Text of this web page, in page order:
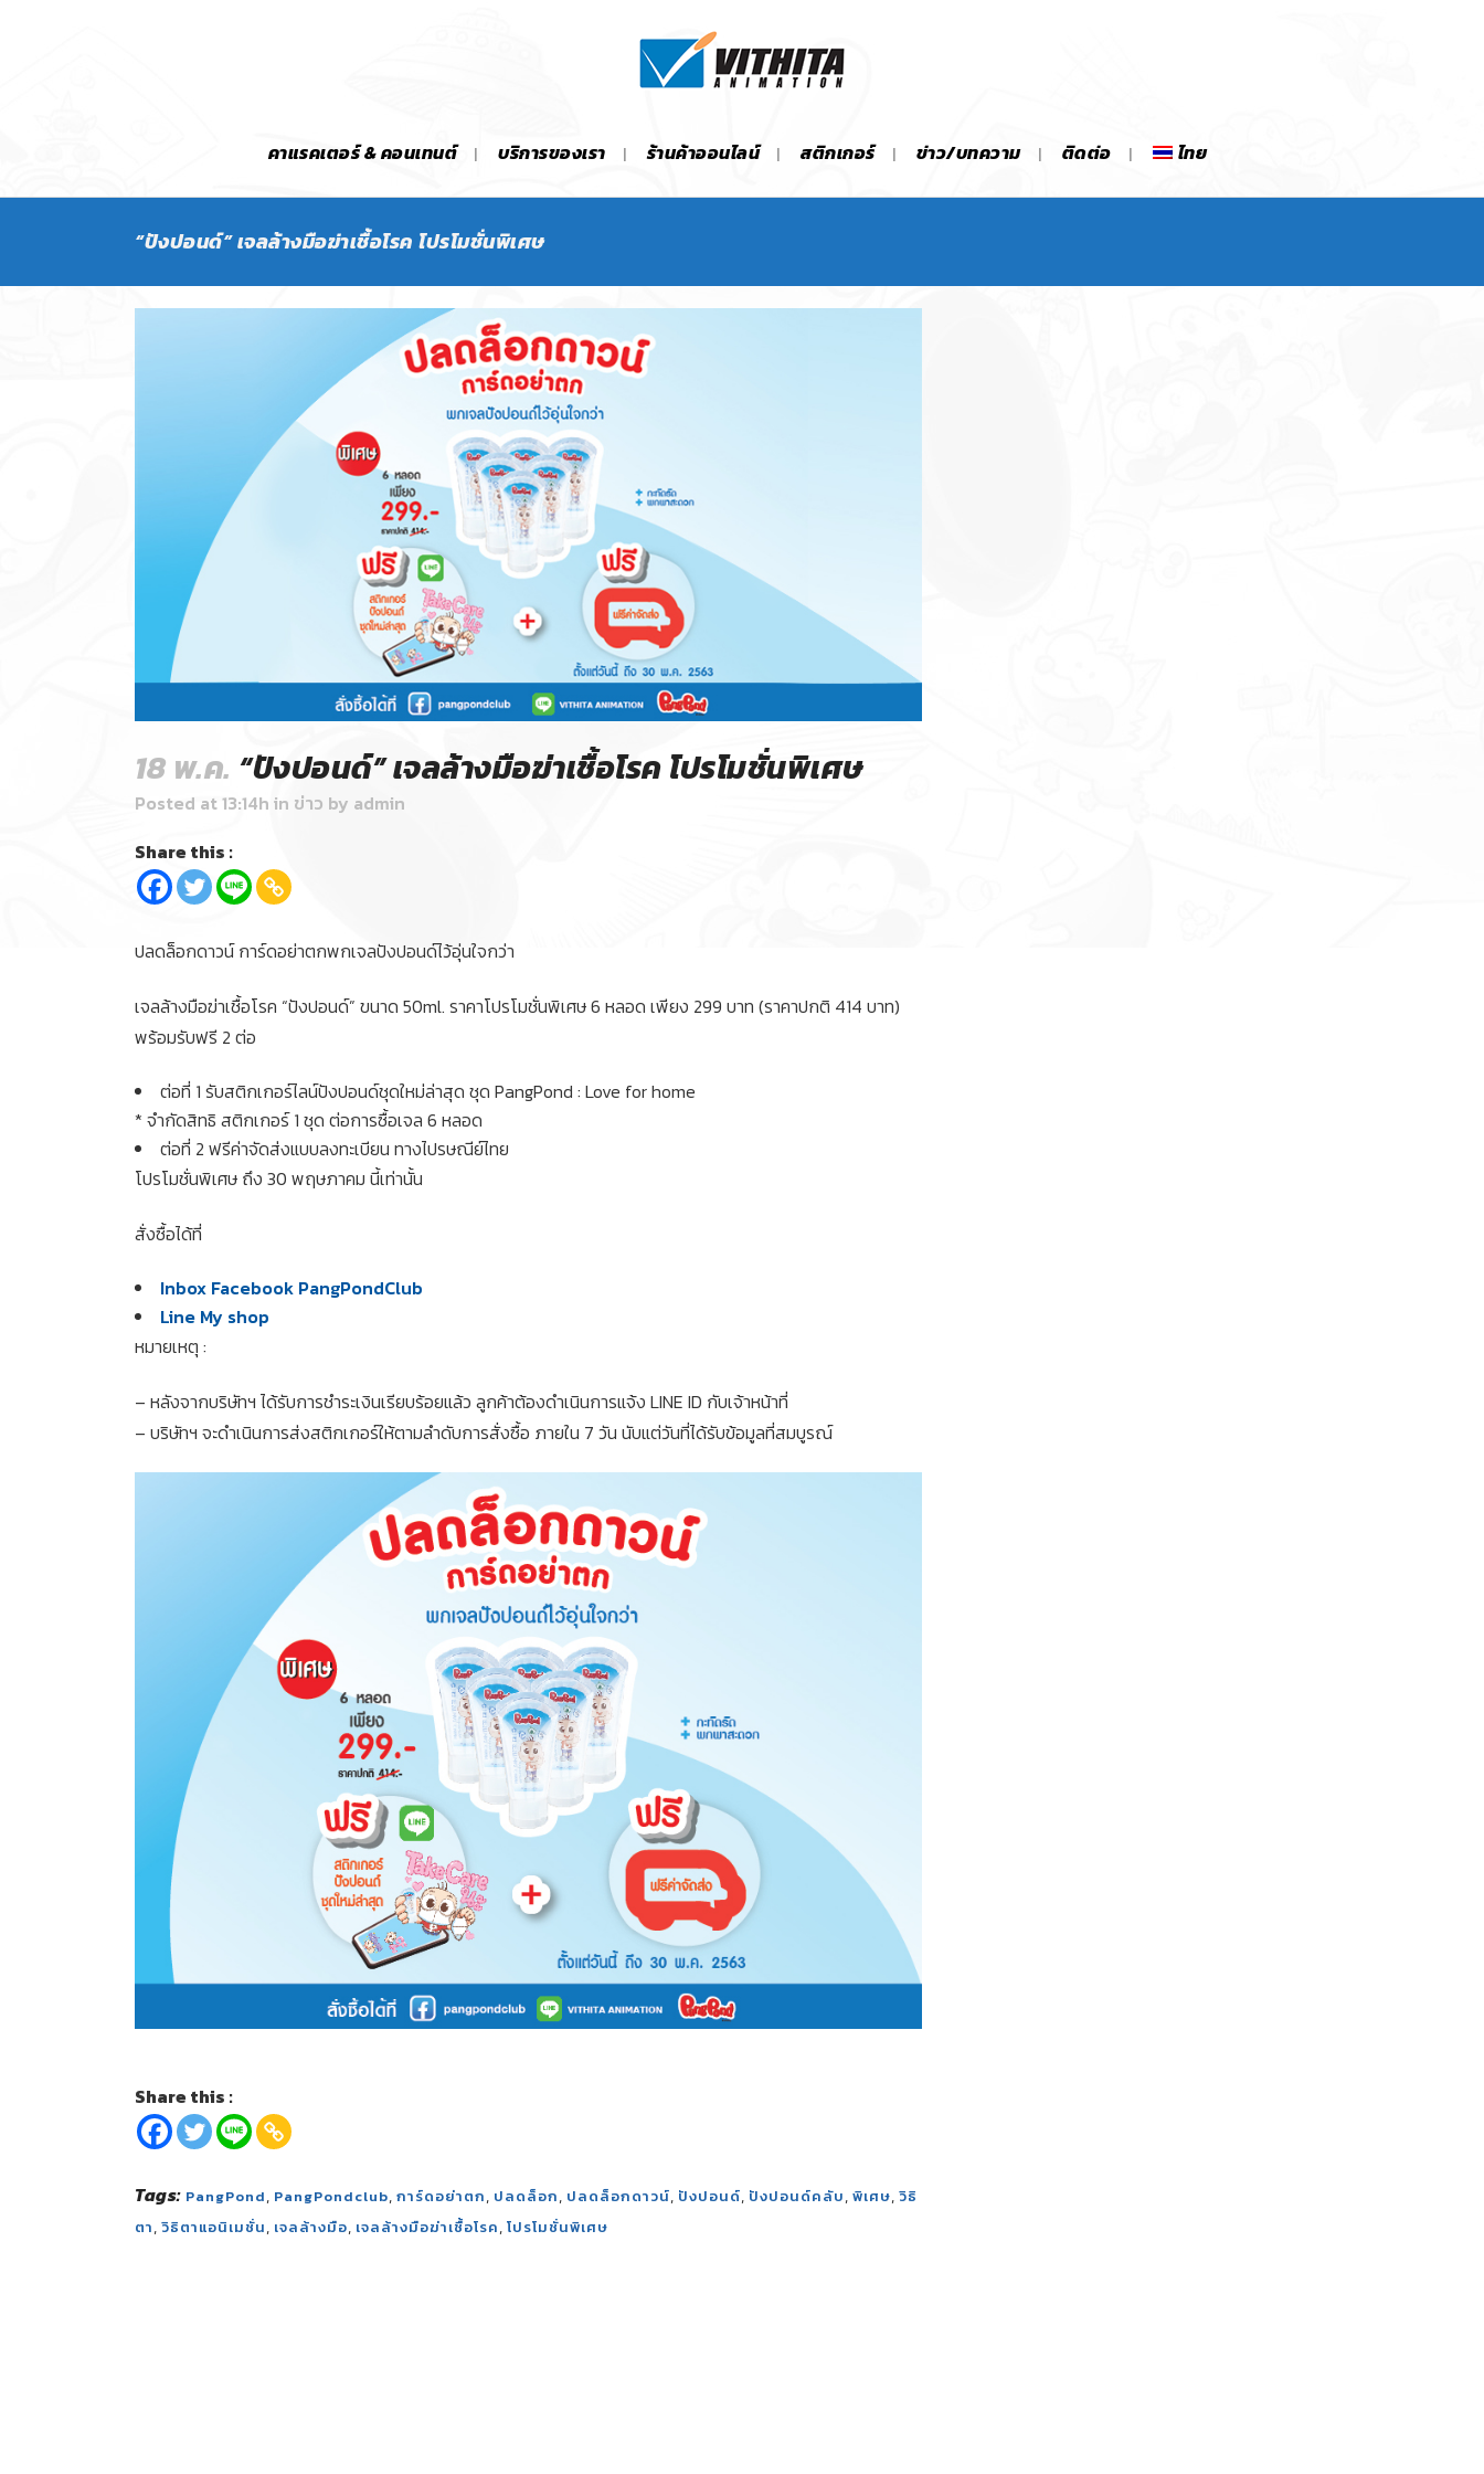
คาแรคเตอร์ & คอนเทนต์ บริการของเรา ร้านค้าออนไลน์ สติกเกอร์ ข่าว/บทความ ติดต่อ ไทย
“ปังปอนด์” เจลล้างมือฆ่าเชื้อโรค โปรโมชั่นพิเศษ
18 พ.ค. “ปังปอนด์” เจลล้างมือฆ่าเชื้อโรค โปรโมชั่นพิเศษ
Posted at 13:14h in ข่าว by admin
Share this :
ปลดล็อกดาวน์ การ์ดอย่าตกพกเจลปังปอนด์ไว้อุ่นใจกว่า
เจลล้างมือฆ่าเชื้อโรค “ปังปอนด์” ขนาด 50ml. ราคาโปรโมชั่นพิเศษ 6 หลอด เพียง 299 บาท (ราคาปกติ 414 บาท)
พร้อมรับฟรี 2 ต่อ
ต่อที่ 1 รับสติกเกอร์ไลน์ปังปอนด์ชุดใหม่ล่าสุด ชุด PangPond : Love for home
* จำกัดสิทธิ สติกเกอร์ 1 ชุด ต่อการซื้อเจล 6 หลอด
ต่อที่ 2 ฟรีค่าจัดส่งแบบลงทะเบียน ทางไปรษณีย์ไทย
โปรโมชั่นพิเศษ ถึง 30 พฤษภาคม นี้เท่านั้น
สั่งซื้อได้ที่
Inbox Facebook PangPondClub
Line My shop
หมายเหตุ :
– หลังจากบริษัทฯ ได้รับการชำระเงินเรียบร้อยแล้ว ลูกค้าต้องดำเนินการแจ้ง LINE ID กับเจ้าหน้าที่
– บริษัทฯ จะดำเนินการส่งสติกเกอร์ให้ตามลำดับการสั่งซื้อ ภายใน 7 วัน นับแต่วันที่ได้รับข้อมูลที่สมบูรณ์
Share this :
Tags: PangPond, PangPondclub, การ์ดอย่าตก, ปลดล็อก, ปลดล็อกดาวน์, ปังปอนด์, ปังปอนด์คลับ, พิเศษ, วิธิ
ตา, วิธิตาแอนิเมชั่น, เจลล้างมือ, เจลล้างมือฆ่าเชื้อโรค, โปรโมชั่นพิเศษ